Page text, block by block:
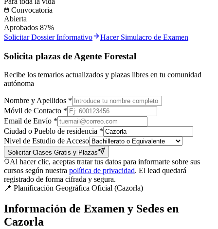
Convocatoria
Abierta
Aprobados 87%
Solicitar Dossier Informativo
Hacer Simulacro de Examen
Solicita plazas de Agente Forestal
Recibe los temarios actualizados y plazas libres en tu comunidad
autónoma
Nombre y Apellidos *
Móvil de Contacto *
Email de Envío *
Ciudad o Pueblo de residencia *
Nivel de Estudio de Acceso
Solicitar Clases Gratis y Plazas
Al hacer clic, aceptas tratar tus datos para informarte sobre sus
cursos según nuestra política de privacidad. El lead quedará
registrado de forma cifrada y segura.
📍 Planificación Geográfica Oficial (Cazorla)
Información de Examen y Sedes en
Cazorla